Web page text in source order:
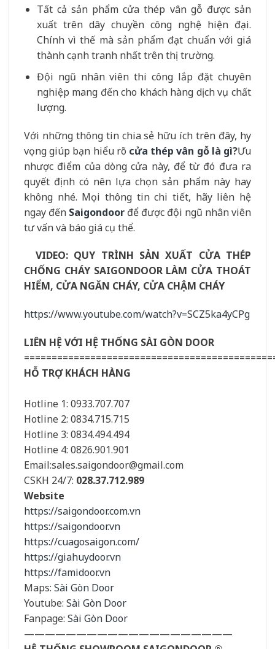
Tất cả sản phẩm cửa thép vân gỗ được sản
xuất trên dây chuyền công nghệ hiện đại.
Chính vì thế mà sản phẩm đạt chuẩn với giá
thành cạnh tranh nhất trên thị trường.
Đội ngũ nhân viên thi công lắp đặt chuyên
nghiệp mang đến cho khách hàng dịch vụ chất
lượng.
Với những thông tin chia sẻ hữu ích trên đây, hy
vọng giúp bạn hiểu rõ cửa thép vân gỗ là gì?Ưu
nhược điểm của dòng cửa này, để từ đó đưa ra
quyết định có nên lựa chọn sản phẩm này hay
không nhé. Mọi thông tin chi tiết, hãy liên hệ
ngay đến Saigondoor để được đội ngũ nhân viên
tư vấn và báo giá cụ thể.
VIDEO: QUY TRÌNH SẢN XUẤT CỬA THÉP
CHỐNG CHÁY SAIGONDOOR LÀM CỬA THOÁT
HIỂM, CỬA NGĂN CHÁY, CỬA CHẬM CHÁY
https://www.youtube.com/watch?v=SCZ5ka4yCPg
LIÊN HỆ VỚI HỆ THỐNG SÀI GÒN DOOR
HỖ TRỢ KHÁCH HÀNG
Hotline 1: 0933.707.707
Hotline 2: 0834.715.715
Hotline 3: 0834.494.494
Hotline 4: 0826.901.901
Email:sales.saigondoor@gmail.com
CSKH 24/7: 028.37.712.989
Website
https://saigondoor.com.vn
https://saigondoor.vn
https://cuagosaigon.com/
https://giahuydoor.vn
https://famidoor.vn
Maps: Sài Gòn Door
Youtube: Sài Gòn Door
Fanpage: Sài Gòn Door
————————————————————